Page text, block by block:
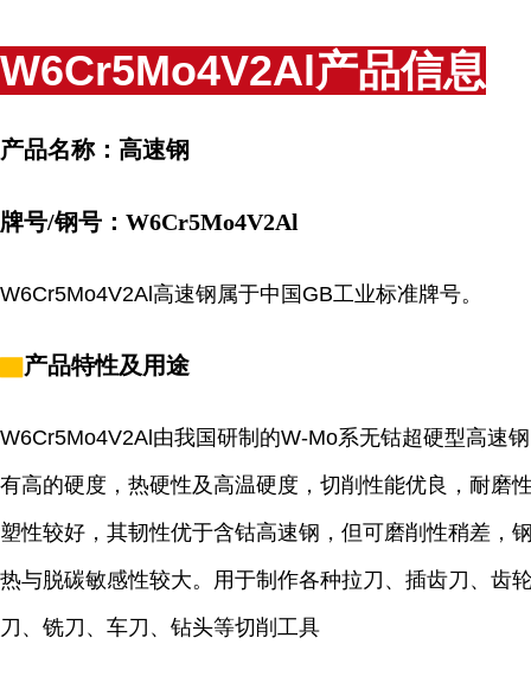
W6Cr5Mo4V2Al产品信息
产品名称：高速钢
牌号/钢号：W6Cr5Mo4V2Al
W6Cr5Mo4V2Al高速钢属于中国GB工业标准牌号。
▇产品特性及用途
W6Cr5Mo4V2Al由我国研制的W-Mo系无钴超硬型高速
有高的硬度，热硬性及高温硬度，切削性能优良，耐磨
塑性较好，其韧性优于含钴高速钢，但可磨削性稍差，
热与脱碳敏感性较大。用于制作各种拉刀、插齿刀、齿
刀、铣刀、车刀、钻头等切削工具